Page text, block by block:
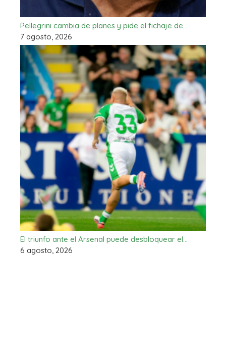
Pellegrini cambia de planes y pide el fichaje de…
7 agosto, 2026
El triunfo ante el Arsenal puede desbloquear el…
6 agosto, 2026